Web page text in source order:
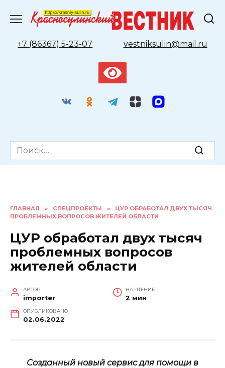
содержанию
+7 (86367) 5-23-07
vestniksulin@mail.ru
Search
for:
ГЛАВНАЯ » СПЕЦПРОЕКТЫ »
ЦУР ОБРАБОТАЛ ДВУХ ТЫСЯЧ
ПРОБЛЕМНЫХ ВОПРОСОВ ЖИТЕЛЕЙ ОБЛАСТИ
ЦУР обработал двух тысяч
проблемных вопросов
жителей области
АВТОР
importer
НА ЧТЕНИЕ
2 мин
ОПУБЛИКОВАНО
02.06.2022
Созданный новый сервис для помощи в